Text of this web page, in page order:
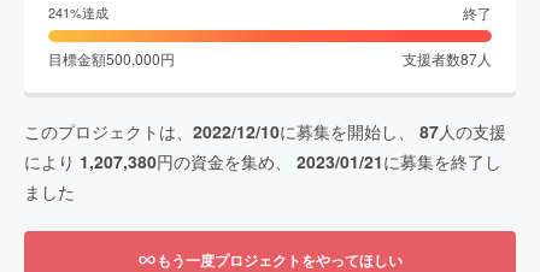
241%達成 終了
目標金額500,000円 支援者数87人
このプロジェクトは、 2022/12/10に募集を開始し、 87人の支援
により 1,207,380円の資金を集め、 2023/01/21に募集を終了し
ました
もう一度プロジェクトをやってほしい